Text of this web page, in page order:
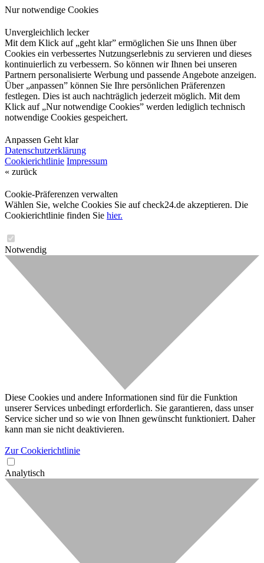
Nur notwendige Cookies
Unvergleichlich lecker
Mit dem Klick auf „geht klar” ermöglichen Sie uns Ihnen über
Cookies ein verbessertes Nutzungserlebnis zu servieren und dieses
kontinuierlich zu verbessern. So können wir Ihnen bei unseren
Partnern personalisierte Werbung und passende Angebote anzeigen.
Über „anpassen” können Sie Ihre persönlichen Präferenzen
festlegen. Dies ist auch nachträglich jederzeit möglich. Mit dem
Klick auf „Nur notwendige Cookies” werden lediglich technisch
notwendige Cookies gespeichert.
Anpassen Geht klar
Datenschutzerklärung
Cookierichtlinie Impressum
« zurück
Cookie-Präferenzen verwalten
Wählen Sie, welche Cookies Sie auf check24.de akzeptieren. Die
Cookierichtlinie finden Sie hier.
Notwendig
Diese Cookies und andere Informationen sind für die Funktion
unserer Services unbedingt erforderlich. Sie garantieren, dass unser
Service sicher und so wie von Ihnen gewünscht funktioniert. Daher
kann man sie nicht deaktivieren.
Zur Cookierichtlinie
Analytisch